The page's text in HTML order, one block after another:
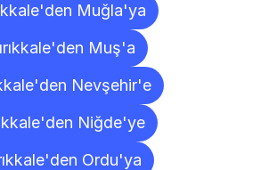
Muğla'ya
Muş'a
Nevşehir'e
Niğde'ye
Ordu'ya